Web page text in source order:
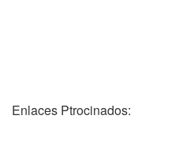
Enlaces Ptrocinados: